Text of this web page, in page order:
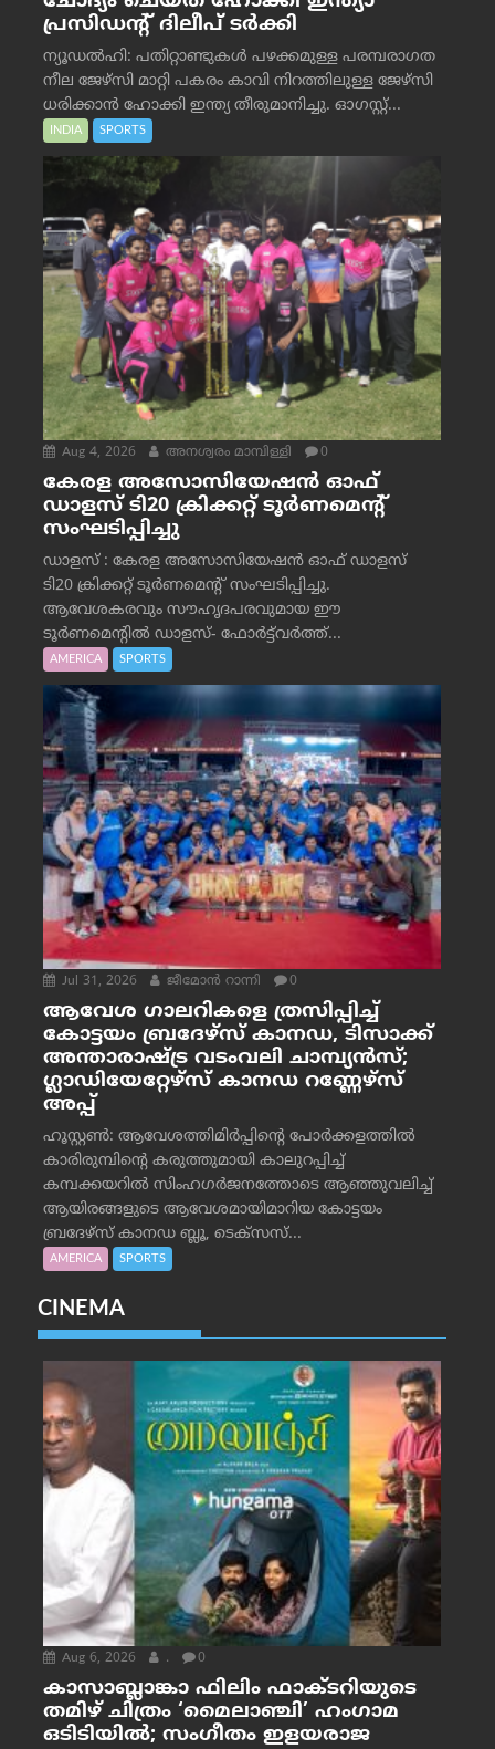
പ്രസിഡന്റ് ദിലീപ് ടര്‍ക്കി
ന്യൂഡൽഹി: പതിറ്റാണ്ടുകൾ പഴക്കമുള്ള പരമ്പരാഗത
നീല ജേഴ്‌സി മാറ്റി പകരം കാവി നിറത്തിലുള്ള ജേഴ്‌സി
ധരിക്കാൻ ഹോക്കി ഇന്ത്യ തീരുമാനിച്ചു. ഓഗസ്റ്റ്...
INDIA SPORTS
Aug 4, 2026 അനശ്വരം മാമ്പിള്ളി 0
കേരള അസോസിയേഷൻ ഓഫ്
ഡാളസ് ടി20 ക്രിക്കറ്റ് ടൂർണമെന്റ്
സംഘടിപ്പിച്ചു
ഡാളസ് : കേരള അസോസിയേഷൻ ഓഫ് ഡാളസ്
ടി20 ക്രിക്കറ്റ് ടൂർണമെന്റ് സംഘടിപ്പിച്ചു.
ആവേശകരവും സൗഹൃദപരവുമായ ഈ
ടൂർണമെന്റിൽ ഡാളസ്- ഫോർട്ട്‌വര്‍ത്ത്...
AMERICA SPORTS
Jul 31, 2026 ജീമോന്‍ റാന്നി 0
ആവേശ ഗാലറികളെ ത്രസിപ്പിച്ച്
കോട്ടയം ബ്രദേഴ്‌സ് കാനഡ, ടിസാക്ക്
അന്താരാഷ്ട്ര വടംവലി ചാമ്പ്യന്‍സ്;
ഗ്ലാഡിയേറ്റേഴ്‌സ് കാനഡ റണ്ണേഴ്‌സ്
അപ്പ്
ഹൂസ്റ്റണ്‍: ആവേശത്തിമിര്‍പ്പിന്റെ പോര്‍ക്കളത്തില്‍
കാരിരുമ്പിന്റെ കരുത്തുമായി കാലുറപ്പിച്ച്
കമ്പക്കയറില്‍ സിംഹഗര്‍ജനത്തോടെ ആഞ്ഞുവലിച്ച്
ആയിരങ്ങളുടെ ആവേശമായിമാറിയ കോട്ടയം
ബ്രദേഴ്‌സ് കാനഡ ബ്ലൂ, ടെക്‌സസ്...
AMERICA SPORTS
CINEMA
Aug 6, 2026 . 0
കാസാബ്ലാങ്കാ ഫിലിം ഫാക്ടറിയുടെ
തമിഴ് ചിത്രം ‘മൈലാഞ്ചി’ ഹംഗാമ
ഒടിടിയിൽ; സംഗീതം ഇളയരാജ